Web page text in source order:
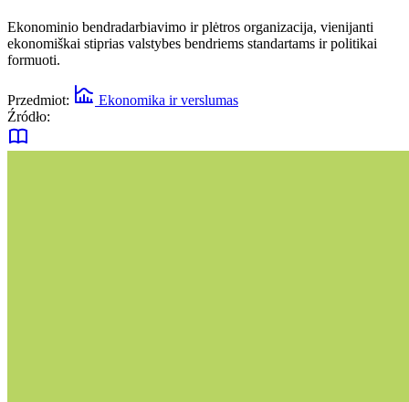
Ekonominio bendradarbiavimo ir plėtros organizacija, vienijanti
ekonomiškai stiprias valstybes bendriems standartams ir politikai
formuoti.
Przedmiot:
Ekonomika ir verslumas
Źródło: